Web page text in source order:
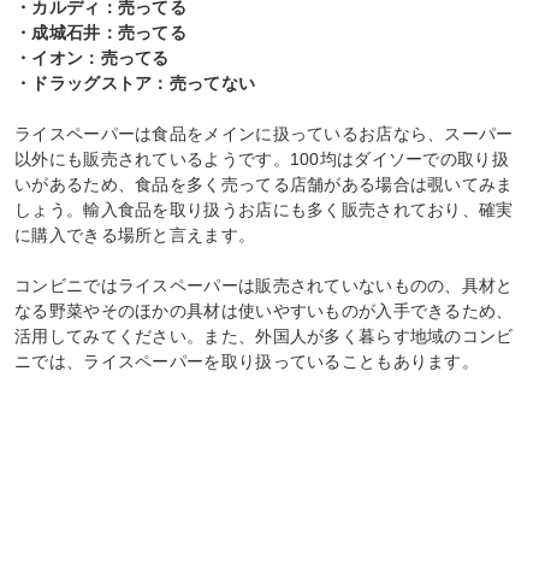
・カルディ：売ってる
・成城石井：売ってる
・イオン：売ってる
・ドラッグストア：売ってない
ライスペーパーは食品をメインに扱っているお店なら、スーパー
以外にも販売されているようです。100均はダイソーでの取り扱
いがあるため、食品を多く売ってる店舗がある場合は覗いてみま
しょう。輸入食品を取り扱うお店にも多く販売されており、確実
に購入できる場所と言えます。
コンビニではライスペーパーは販売されていないものの、具材と
なる野菜やそのほかの具材は使いやすいものが入手できるため、
活用してみてください。また、外国人が多く暮らす地域のコンビ
ニでは、ライスペーパーを取り扱っていることもあります。